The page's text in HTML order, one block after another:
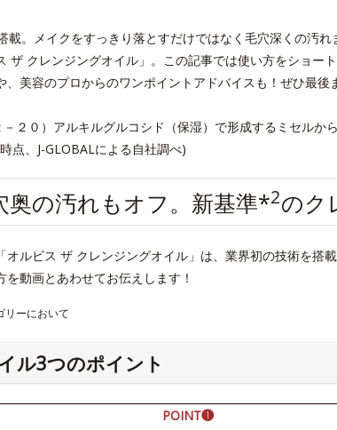
載。メイクをすっきり落とすだけではなく毛穴深くの汚
ザ クレンジングオイル」。この記事では使い方をショー
美容のプロからのワンポイントアドバイスも！ぜひ最後
２０）アルキルグルコシド（保湿）で形成するミセルか
点、J-GLOBALによる自社調べ)
奥の汚れもオフ。新基準*2のク
ルビス ザ クレンジングオイル」は、業界初の技術を搭
動画とあわせてお伝えします！
リーにおいて
ル3つのポイント
POINT❶